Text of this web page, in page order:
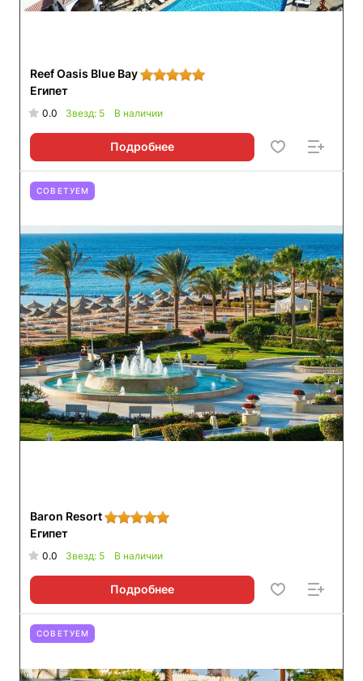
Reef Oasis Blue Bay
Египет
0.0 Звезд: 5 В наличии
Подробнее
СОВЕТУЕМ
Baron Resort
Египет
0.0 Звезд: 5 В наличии
Подробнее
СОВЕТУЕМ